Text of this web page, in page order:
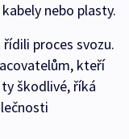
nebo plasty.
proces svozu.
kteří
škodlivé, říká